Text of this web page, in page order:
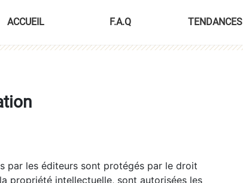
ACCUEIL F.A.Q TENDANCES
par les éditeurs sont protégés par le droit
propriété intellectuelle, sont autorisées les